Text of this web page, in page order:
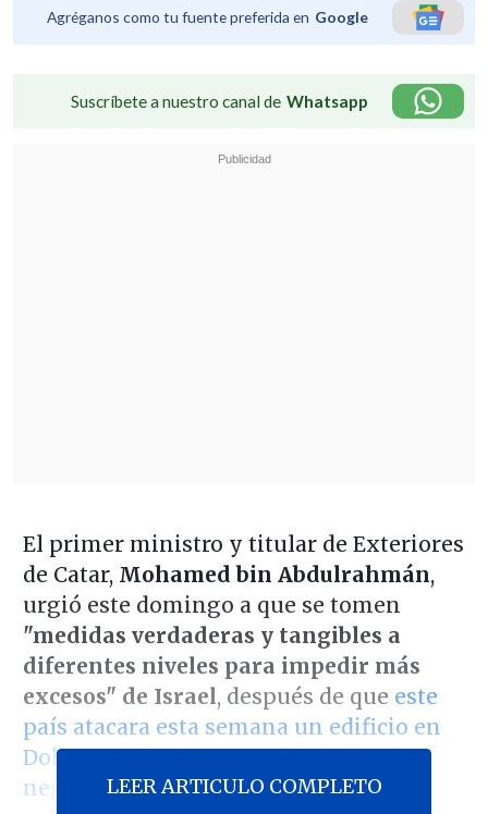
Agréganos como tu fuente preferida en Google
Suscríbete a nuestro canal de Whatsapp
El primer ministro y titular de Exteriores
de Catar, Mohamed bin Abdulrahmán,
urgió este domingo a que se tomen
"medidas verdaderas y tangibles a
diferentes niveles para impedir más
excesos" de Israel, después de que este
país atacara esta semana un edificio en
Doha donde se encontraban líderes
negociadores del grupo islamista
LEER ARTICULO COMPLETO